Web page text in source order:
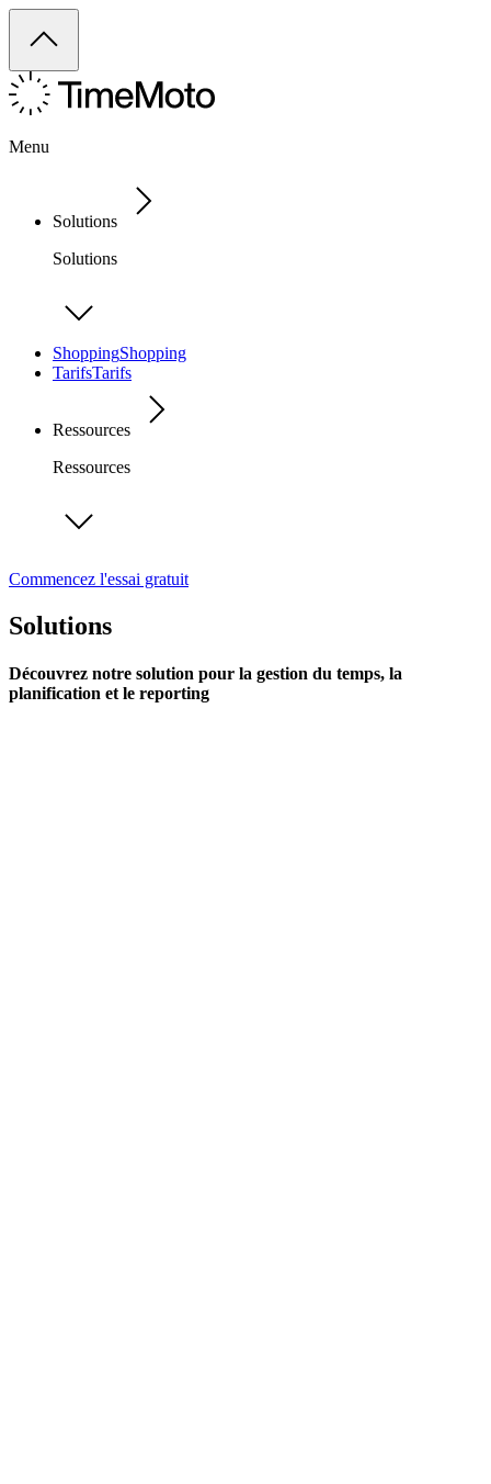
Menu
Solutions
Solutions
ShoppingShopping
TarifsTarifs
Ressources
Ressources
Commencez l'essai gratuit
Solutions
Découvrez notre solution pour la gestion du temps, la
planification et le reporting